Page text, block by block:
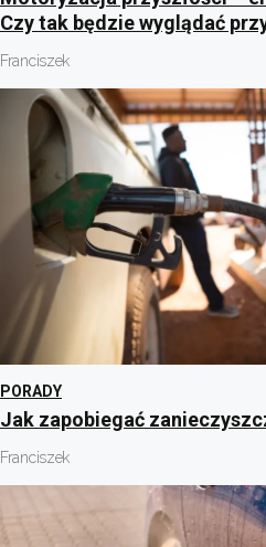
Czy tak będzie wyglądać
Franciszek
PORADY
Jak zapobiegać
Franciszek